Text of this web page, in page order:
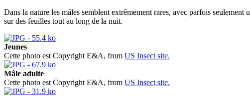
Dans la nature les mâles semblent extrêmement rares, avec parfois
sur des feuilles tout au long de la nuit.
Jeunes
Cette photo est Copyright E&A, from US Insect site.
Mâle adulte
Cette photo est Copyright E&A, from US Insect site.